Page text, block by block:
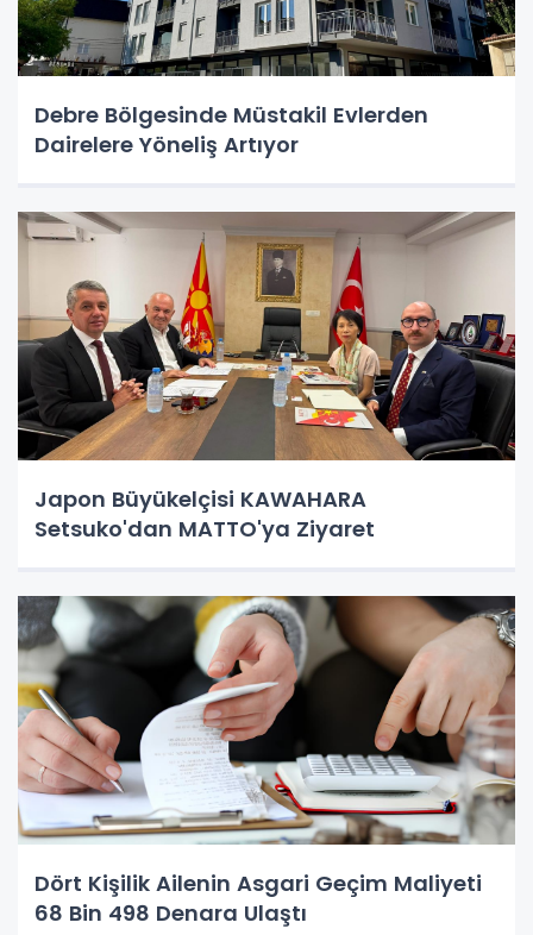
Debre Bölgesinde Müstakil Evlerden
Dairelere Yöneliş Artıyor
Japon Büyükelçisi KAWAHARA
Setsuko'dan MATTO'ya Ziyaret
Dört Kişilik Ailenin Asgari Geçim Maliyeti
68 Bin 498 Denara Ulaştı